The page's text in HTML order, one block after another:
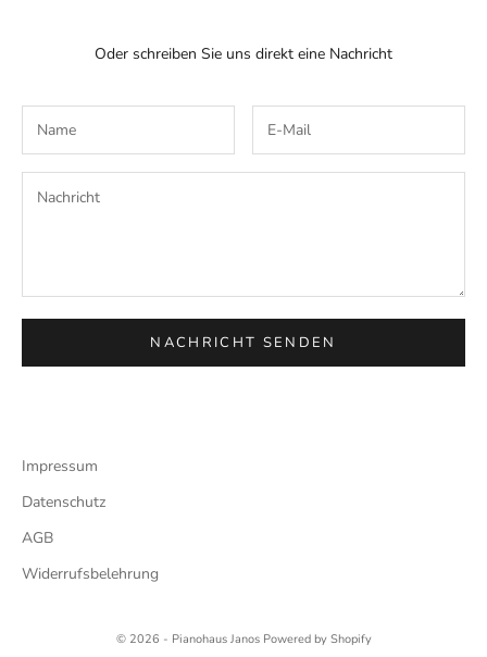
Oder schreiben Sie uns direkt eine Nachricht
NACHRICHT SENDEN
Impressum
Datenschutz
AGB
Widerrufsbelehrung
© 2026 - Pianohaus Janos Powered by Shopify